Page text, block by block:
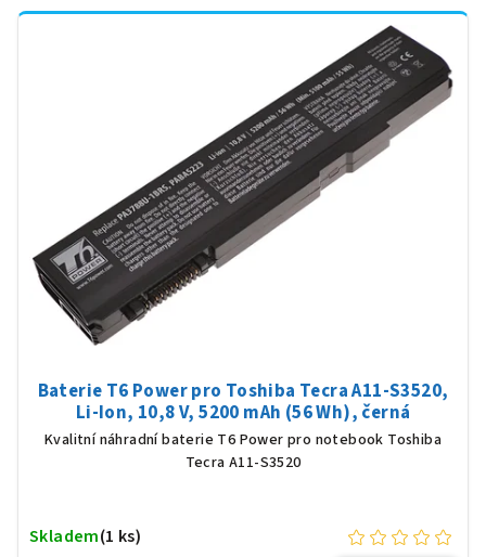
Baterie T6 Power pro Toshiba Tecra A11-S3520,
Li-Ion, 10,8 V, 5200 mAh (56 Wh), černá
Kvalitní náhradní baterie T6 Power pro notebook Toshiba
Tecra A11-S3520
Skladem(1 ks)